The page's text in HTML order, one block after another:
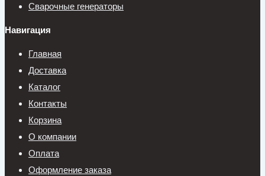
Сварочные генераторы
Навигация
Главная
Доставка
Каталог
Контакты
Корзина
О компании
Оплата
Оформление заказа